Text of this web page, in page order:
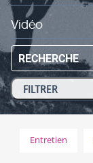
Vidéo
RECHERCHE
Entretien